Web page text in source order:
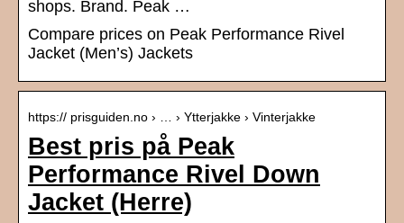
shops. Brand. Peak …
Compare prices on Peak Performance Rivel
Jacket (Men’s) Jackets
https:// prisguiden.no › … › Ytterjakke › Vinterjakke
Best pris på Peak
Performance Rivel Down
Jacket (Herre)